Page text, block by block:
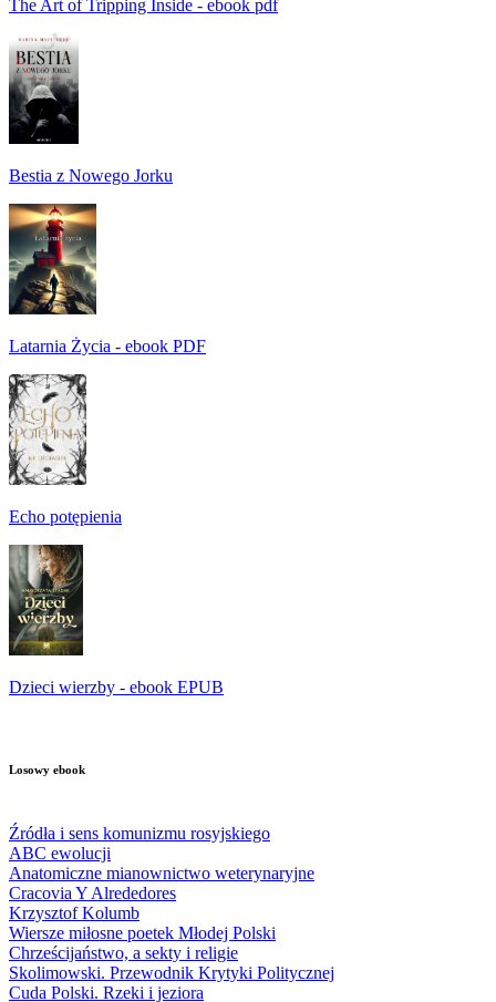
The Art of Tripping Inside - ebook pdf
Bestia z Nowego Jorku
Latarnia Życia - ebook PDF
Echo potępienia
Dzieci wierzby - ebook EPUB
Losowy ebook
Źródła i sens komunizmu rosyjskiego
ABC ewolucji
Anatomiczne mianownictwo weterynaryjne
Cracovia Y Alrededores
Krzysztof Kolumb
Wiersze miłosne poetek Młodej Polski
Chrześcijaństwo, a sekty i religie
Skolimowski. Przewodnik Krytyki Politycznej
Cuda Polski. Rzeki i jeziora